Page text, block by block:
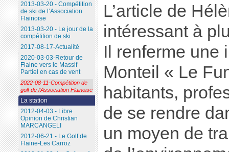
L’article de
intéressant à
Il renferme une
Monteil « Le
habitants,
de se rendre
un moyen de
2013-03-20 - Compétition
de ski de l’Association
Flainoise
2013-03-20 - Le jour de la
compétition de ski
2017-08-17-Actualité
2020-03-03-Retour de
Flaine vers le Massif
Partiel en cas de vent
2022-08-11-Compétition de
golf de l’Association Flainoise
La station
2012-04-03 - Libre
Opinion de Christian
MARCANGELI
2012-06-21 - Le Golf de
Flaine-Les Carroz